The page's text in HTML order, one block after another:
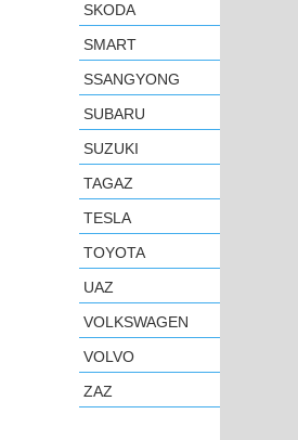
SKODA
SMART
SSANGYONG
SUBARU
SUZUKI
TAGAZ
TESLA
TOYOTA
UAZ
VOLKSWAGEN
VOLVO
ZAZ